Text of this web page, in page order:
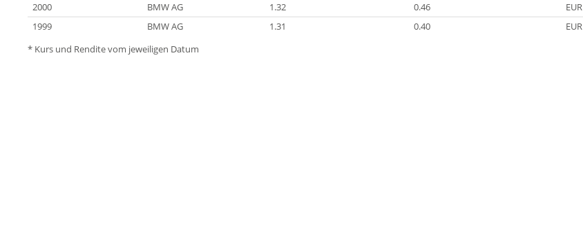
2000
BMW AG 1.32 0.46
EUR
1999
BMW AG 1.31 0.40
EUR
* Kurs und Rendite vom jeweiligen Datum